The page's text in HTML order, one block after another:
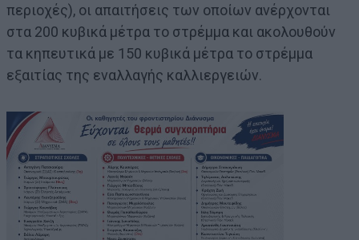
περιοχές), οι απαιτήσεις των οποίων ανέρχονται
στα 200 κυβικά μέτρα το στρέμμα και ακολουθούν
τα κηπευτικά με 150 κυβικά μέτρα το στρέμμα
εξαιτίας της εναλλαγής καλλιεργειών.